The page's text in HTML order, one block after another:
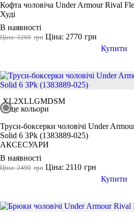
Кофта чоловіча Under Armour Rival
Худі
В наявності
грн
Ціна: 3260 грн
Ціна: 2770
Купити
XL2XLLGMDSM
ще кольори
Труси-боксерки чоловічі Under
Solid 6 3Pk (1383889-025)
АКСЕСУАРИ
В наявності
грн
Ціна: 2490 грн
Ціна: 2110
Купити